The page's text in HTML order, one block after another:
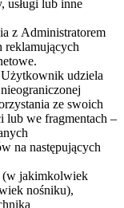
usługi lub inne
z Administratorem
reklamujących
udziela
ze swoich
lub we fragmentach –
na następujących
(w jakimkolwiek
nośniku),